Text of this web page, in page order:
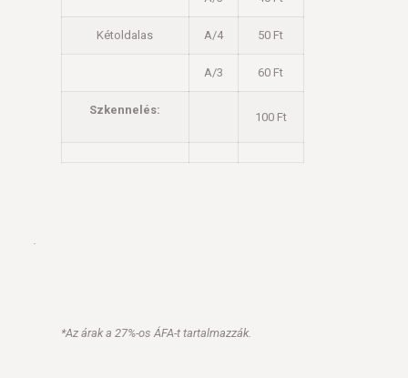
Kétoldalas A/4 50 Ft
A/3 60 Ft
Szkennelés:
100 Ft
.
*Az árak a 27%-os ÁFA-t tartalmazzák.